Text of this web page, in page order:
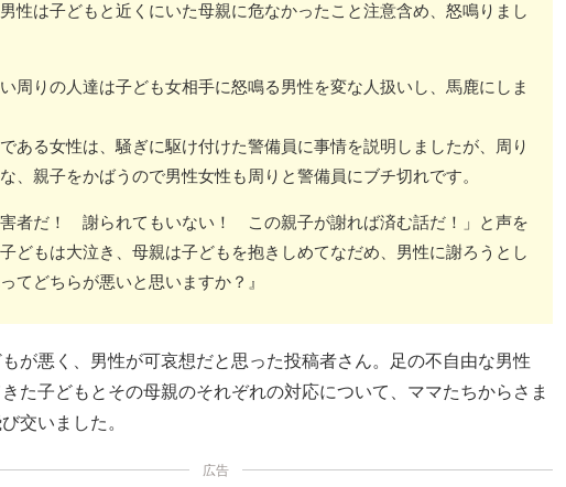
性は子どもと近くにいた母親に危なかったこと注意含め、怒鳴りまし
周りの人達は子ども女相手に怒鳴る男性を変な人扱いし、馬鹿にしま
ある女性は、騒ぎに駆け付けた警備員に事情を説明しましたが、周り
、親子をかばうので男性女性も周りと警備員にブチ切れです。
害者だ！ 謝られてもいない！ この親子が謝れば済む話だ！」と声を
どもは大泣き、母親は子どもを抱きしめてなだめ、男性に謝ろうとし
てどちらが悪いと思いますか？』
が悪く、男性が可哀想だと思った投稿者さん。足の不自由な男性
た子どもとその母親のそれぞれの対応について、ママたちからさま
交いました。
広告